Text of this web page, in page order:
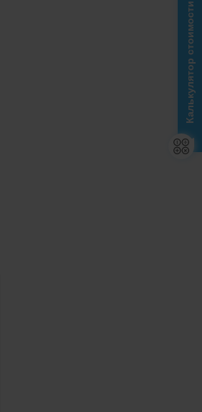
Калькулятор стоимости